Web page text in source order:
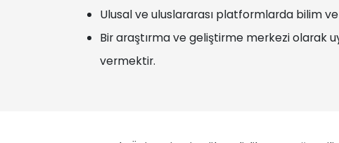
Ulusal ve uluslararası platformlarda bilim
Bir araştırma ve geliştirme merkezi olarak
vermektir.